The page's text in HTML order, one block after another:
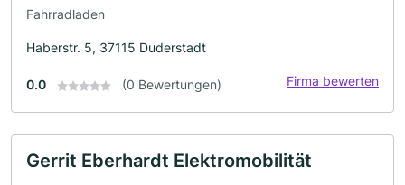
Fahrradladen
Haberstr. 5, 37115 Duderstadt
0.0 (0 Bewertungen) Firma bewerten
Gerrit Eberhardt Elektromobilität